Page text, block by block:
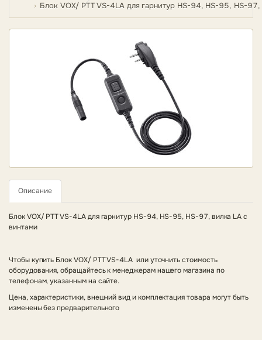
Блок VOX/ PTT VS-4LA для гарнитур HS-94, HS-95, HS-97,
Описание
Блок VOX/ PTT VS-4LA для гарнитур HS-94, HS-95, HS-97, вилка LA с
винтами
Чтобы купить Блок VOX/ PTT VS-4LA или уточнить стоимость
оборудования, обращайтесь к менеджерам нашего магазина по
телефонам, указанным на сайте.
Цена, характеристики, внешний вид и комплектация товара могут быть
изменены без предварительного